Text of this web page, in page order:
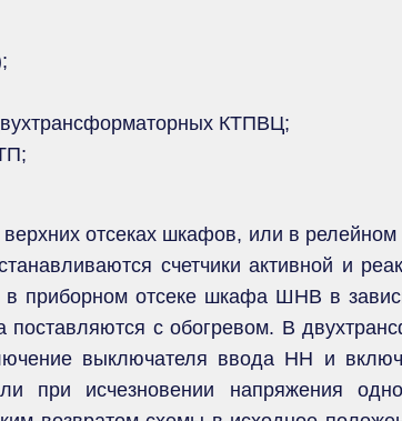
КТПВЦ;
верхних отсеках шкафов, или в
счетчики активной и
приборном отсеке шкафа ШНВ в
с обогревом. В
выключателя ввода НН и
при исчезновении напряжения